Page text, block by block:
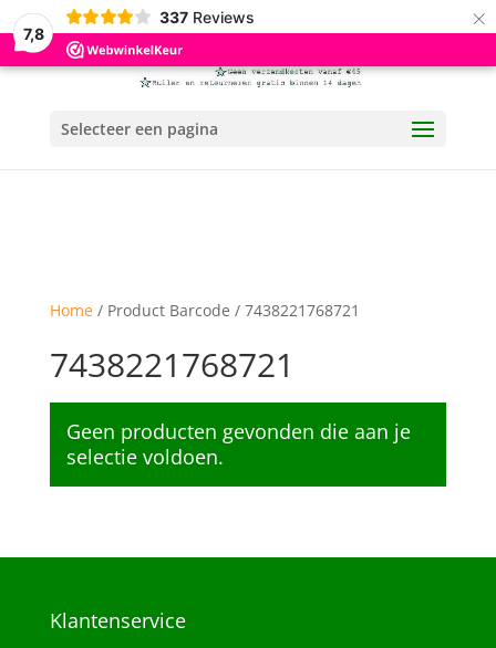
7,8
337 Reviews ×
Selecteer een pagina
Home/ Product Barcode / 7438221768721
7438221768721
Geen producten gevonden die aan je
selectie voldoen.
Klantenservice